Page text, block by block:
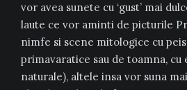
vor avea sunete cu ‘gust’ mai
laute ce vor aminti de picturile
nimfe si scene mitologice cu
primavaratice sau de toamna, cu
naturale), altele insa vor suna